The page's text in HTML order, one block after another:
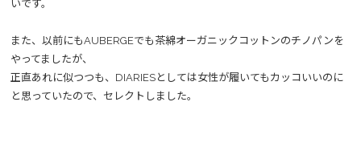
いです。
また、以前にもAUBERGEでも茶綿オーガニックコットンのチノパンを
やってましたが、
正直あれに似つつも、DIARIESとしては女性が履いてもカッコいいのに
と思っていたので、セレクトしました。